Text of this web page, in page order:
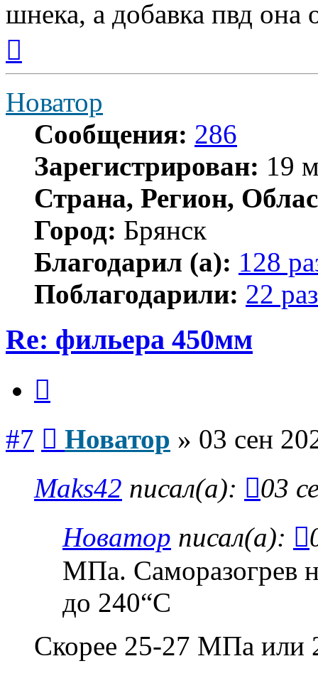
шнека, а добавка пвд она
началу
Новатор
Сообщения: 286
Зарегистрирован: 19
Страна, Регион,
Город: Брянск
Благодарил (а): 128
Поблагодарили: 22
Re: фильера 450мм
#7 Новатор » 03 сен
Maks42 писал(а):
03
Новатор писал(а):
МПа. Саморазогрев
до 240“С
Скорее 25-27 МПа или